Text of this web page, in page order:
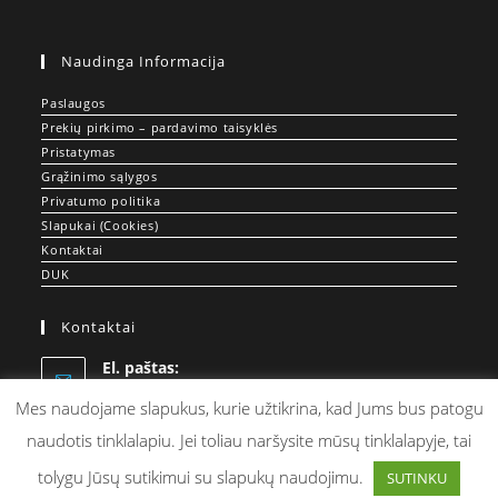
Naudinga Informacija
Paslaugos
Prekių pirkimo – pardavimo taisyklės
Pristatymas
Grąžinimo sąlygos
Privatumo politika
Slapukai (Cookies)
Kontaktai
DUK
Kontaktai
El. paštas:
in
application
© DOPRINT.LT - Spauda ant Drabužių ir Merch Gamyba
Mes naudojame slapukus, kurie užtikrina, kad Jums bus patogu
naudotis tinklalapiu. Jei toliau naršysite mūsų tinklalapyje, tai
tolygu Jūsų sutikimui su slapukų naudojimu.
SUTINKU